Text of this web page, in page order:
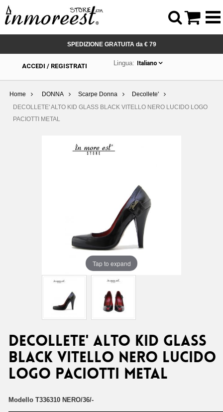
SPEDIZIONE GRATUITA da € 79
ACCEDI / REGISTRATI Lingua: Italiano
Home DONNA Scarpe Donna
Decollete'
DECOLLETE' ALTO KID GLASS BLACK VITELLO NERO LUCIDO LOGO
PACIOTTI METAL
Tap to expand
DECOLLETE' ALTO KID GLASS
BLACK VITELLO NERO LUCIDO
LOGO PACIOTTI METAL
Modello T336310 NERO/36/-
 